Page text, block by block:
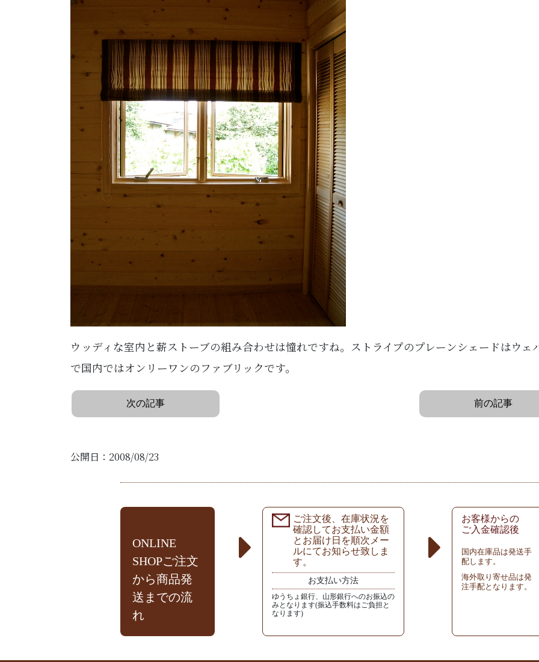
ウッディな室内と薪ストーブの組み合わせは憧れですね。ストライプのプレーンシェードはウェ
で国内ではオンリーワンのファブリックです。
次の記事 前の記事
公開日：2008/08/23
ONLINE
SHOPご注文
から商品発
送までの流
れ
ご注文後、在庫状況を
確認してお支払い金額
とお届け日を順次メー
ルにてお知らせ致しま
す。
お支払い方法
ゆうちょ銀行、山形銀行へのお振込の
みとなります(振込手数料はご負担と
なります)
お客様からの
ご入金確認後
国内在庫品は発送手
配します。
海外取り寄せ品は発
注手配となります。